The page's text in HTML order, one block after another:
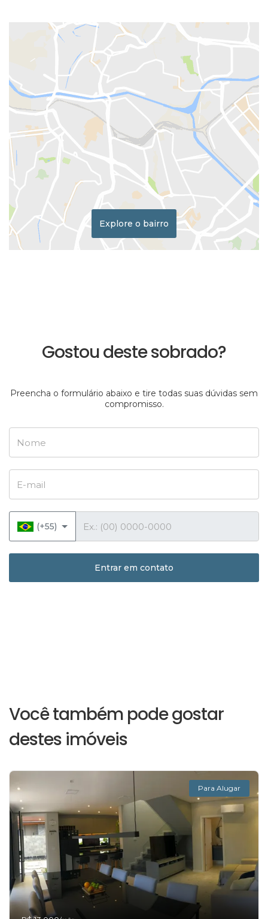
Explore o bairro
Gostou deste sobrado?
Preencha o formulário abaixo e tire todas suas dúvidas sem
compromisso.
(+55)
Entrar em contato
Você também pode gostar
destes imóveis
Para Alugar